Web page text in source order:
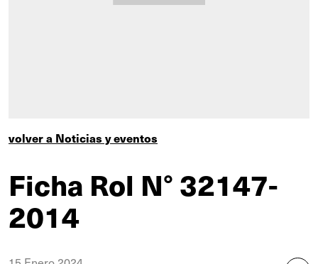
volver a Noticias y eventos
Ficha Rol N° 32147-
2014